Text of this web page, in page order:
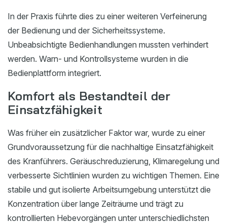
In der Praxis führte dies zu einer weiteren Verfeinerung
der Bedienung und der Sicherheitssysteme.
Unbeabsichtigte Bedienhandlungen mussten verhindert
werden. Warn- und Kontrollsysteme wurden in die
Bedienplattform integriert.
Komfort als Bestandteil der
Einsatzfähigkeit
Was früher ein zusätzlicher Faktor war, wurde zu einer
Grundvoraussetzung für die nachhaltige Einsatzfähigkeit
des Kranführers. Geräuschreduzierung, Klimaregelung und
verbesserte Sichtlinien wurden zu wichtigen Themen. Eine
stabile und gut isolierte Arbeitsumgebung unterstützt die
Konzentration über lange Zeiträume und trägt zu
kontrollierten Hebevorgängen unter unterschiedlichsten